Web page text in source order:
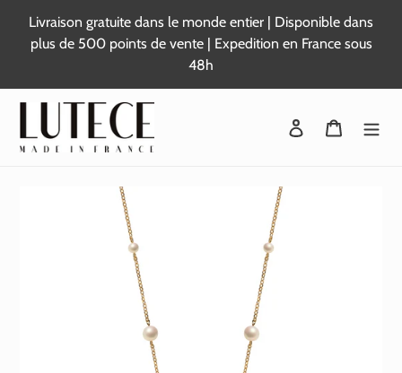
contenu
Livraison gratuite dans le monde entier | Disponible dans
plus de 500 points de vente | Expedition en France sous
48h
Se connecter
Panier